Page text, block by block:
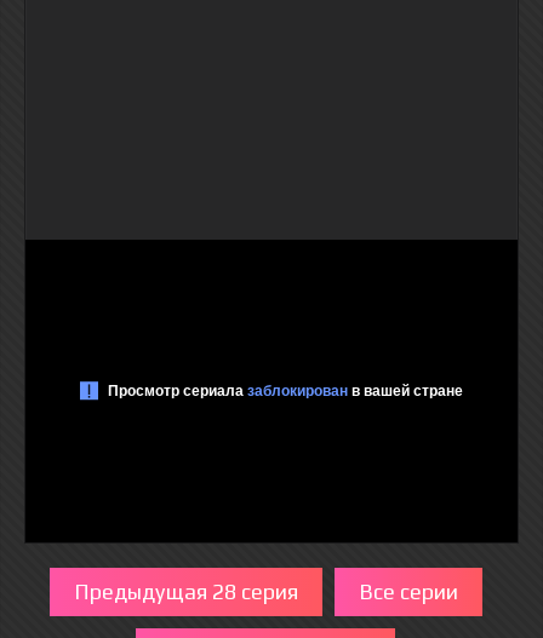
Предыдущая 28 серия Все серии